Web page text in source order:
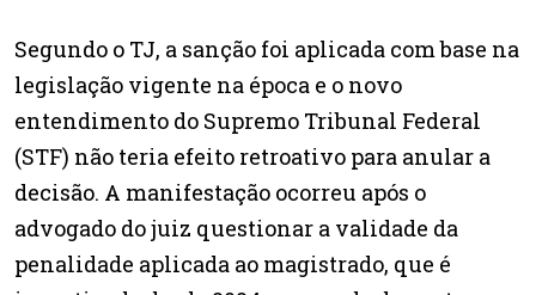
Segundo o TJ, a sanção foi aplicada com base na
legislação vigente na época e o novo
entendimento do Supremo Tribunal Federal
(STF) não teria efeito retroativo para anular a
decisão. A manifestação ocorreu após o
advogado do juiz questionar a validade da
penalidade aplicada ao magistrado, que é